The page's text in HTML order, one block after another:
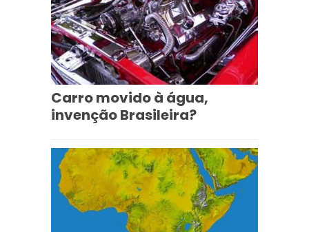
Carro movido à água,
invenção Brasileira?